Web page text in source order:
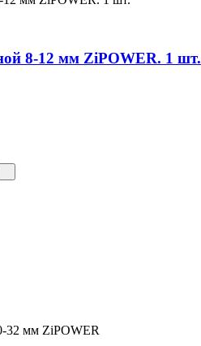
8-12 мм ZiPOWER. 1 шт.